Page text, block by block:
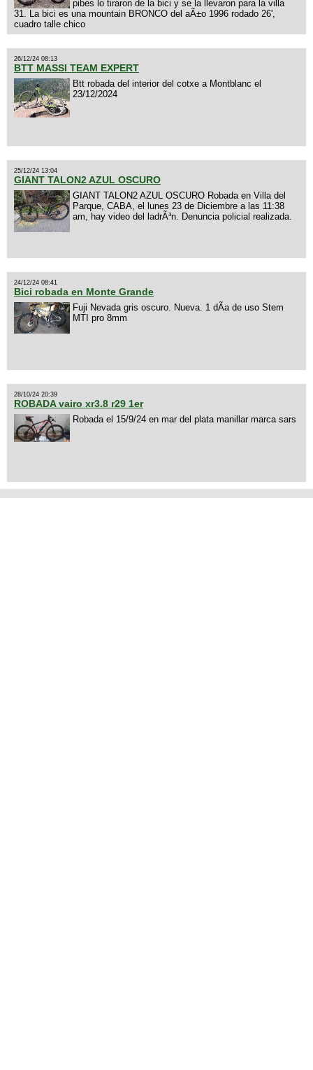
pibes lo tiraron de la bici y se la llevaron para la villa
31. La bici es una mountain BRONCO del aÃ±o 1996 rodado 26',
cuadro talle chico
26/12/24 08:13
BTT MASSI TEAM EXPERT
Btt robada del interior del cotxe a Montblanc el
23/12/2024
25/12/24 13:04
GIANT TALON2 AZUL OSCURO
GIANT TALON2 AZUL OSCURO Robada en Villa del
Parque, CABA, el lunes 23 de Diciembre a las 11:38
am, hay video del ladrÃ³n. Denuncia policial realizada.
24/12/24 08:41
Bici robada en Monte Grande
Fuji Nevada gris oscuro. Nueva. 1 dÃ­a de uso Stem
MTI pro 8mm
28/10/24 20:39
ROBADA vairo xr3.8 r29 1er
Robada el 15/9/24 en mar del plata manillar marca sars